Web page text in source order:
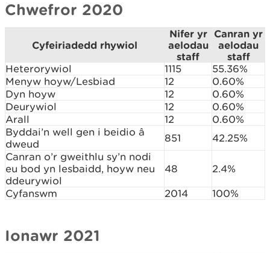
Chwefror 2020
Cyfeiriadedd rhywiol
Nifer yr
aelodau
staff
Canran yr
aelodau
staff
Heterorywiol 1115
55.36%
Menyw hoyw/Lesbiad
12
0.60%
Dyn hoyw
12
0.60%
Deurywiol
12
0.60%
Arall
12
0.60%
Byddai’n well gen i beidio â
dweud
851
42.25%
Canran o’r gweithlu sy’n nodi
eu bod yn lesbaidd, hoyw neu
ddeurywiol
48 2.4%
Cyfanswm 2014 100%
Ionawr 2021